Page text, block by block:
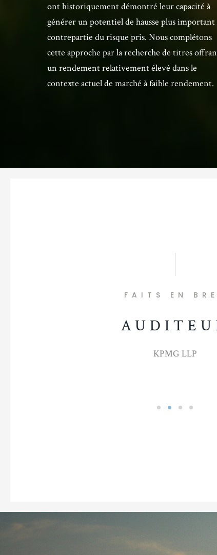
ont historiquement démontré leur capacité à
générer un potentiel de hausse plus important
contrepartie du risque pris. Nous complétons
cette approche par la recherche de titres
un rendement relativement élevé dans le
contexte actuel de marché à faible rendement.
FAITS EN
KPMG LLP